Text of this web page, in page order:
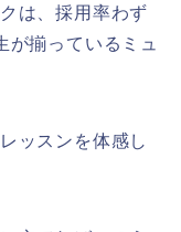
は、採用率わず
揃っているミュ
ッスンを体感し